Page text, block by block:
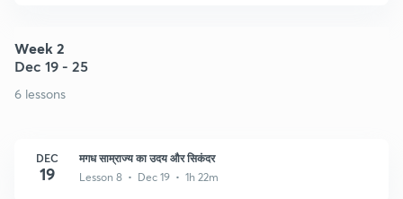
Week 2
Dec 19 - 25
6 lessons
DEC
19
मगध साम्राज्य का उदय और सिकंदर
Lesson 8 • Dec 19 • 1h 22m